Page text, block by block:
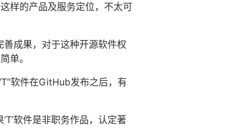
样的产品及服务定位，不太可
成果，对于这种开源软件权
单。
软件在GitHub发布之后，有
软件是非职务作品，认定著